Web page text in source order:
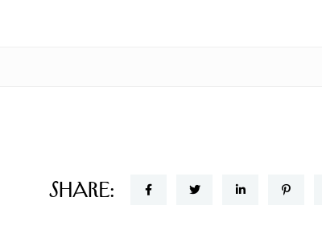
Share: